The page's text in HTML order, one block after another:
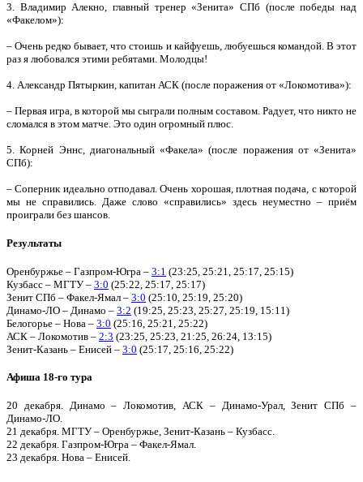
3. Владимир Алекно, главный тренер «Зенита» СПб (после победы над
«Факелом»):
– Очень редко бывает, что стоишь и кайфуешь, любуешься командой. В этот
раз я любовался этими ребятами. Молодцы!
4. Александр Пятыркин, капитан АСК (после поражения от «Локомотива»):
– Первая игра, в которой мы сыграли полным составом. Радует, что никто не
сломался в этом матче. Это один огромный плюс.
5. Корней Эннс, диагональный «Факела» (после поражения от «Зенита»
СПб):
– Соперник идеально отподавал. Очень хорошая, плотная подача, с которой
мы не справились. Даже слово «справились» здесь неуместно – приём
проиграли без шансов.
Результаты
Оренбуржье – Газпром-Югра – 3:1 (23:25, 25:21, 25:17, 25:15)
Кузбасс – МГТУ – 3:0 (25:22, 25:17, 25:17)
Зенит СПб – Факел-Ямал – 3:0 (25:10, 25:19, 25:20)
Динамо-ЛО – Динамо – 3:2 (19:25, 25:23, 25:27, 25:19, 15:11)
Белогорье – Нова – 3:0 (25:16, 25:21, 25:22)
АСК – Локомотив – 2:3 (23:25, 25:23, 21:25, 26:24, 13:15)
Зенит-Казань – Енисей – 3:0 (25:17, 25:16, 25:22)
Афиша 18-го тура
20 декабря. Динамо – Локомотив, АСК – Динамо-Урал, Зенит СПб –
Динамо-ЛО.
21 декабря. МГТУ – Оренбуржье, Зенит-Казань – Кузбасс.
22 декабря. Газпром-Югра – Факел-Ямал.
23 декабря. Нова – Енисей.